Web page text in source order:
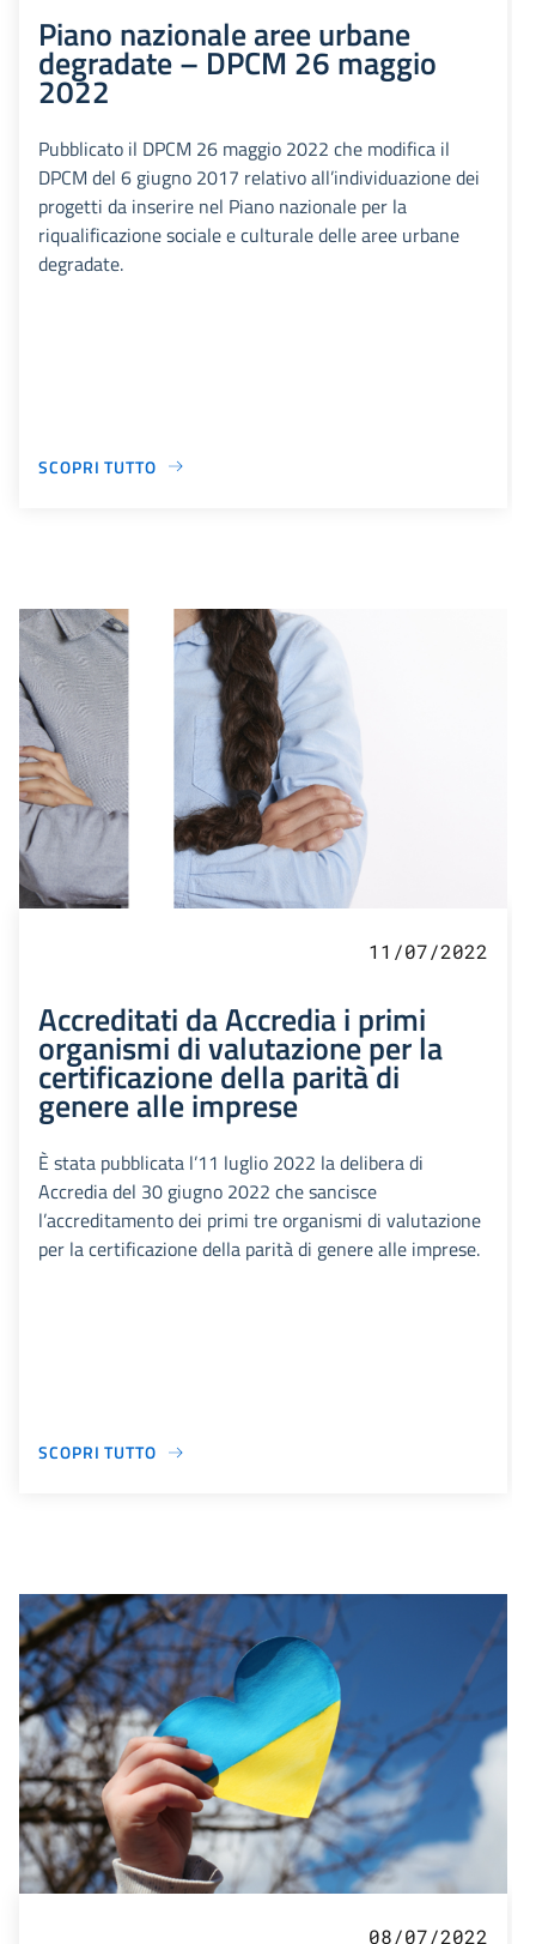
Piano nazionale aree urbane
degradate – DPCM 26 maggio
2022
Pubblicato il DPCM 26 maggio 2022 che modifica il
DPCM del 6 giugno 2017 relativo all’individuazione dei
progetti da inserire nel Piano nazionale per la
riqualificazione sociale e culturale delle aree urbane
degradate.
SCOPRI TUTTO
11/07/2022
Accreditati da Accredia i primi
organismi di valutazione per la
certificazione della parità di
genere alle imprese
È stata pubblicata l’11 luglio 2022 la delibera di
Accredia del 30 giugno 2022 che sancisce
l’accreditamento dei primi tre organismi di valutazione
per la certificazione della parità di genere alle imprese.
SCOPRI TUTTO
08/07/2022